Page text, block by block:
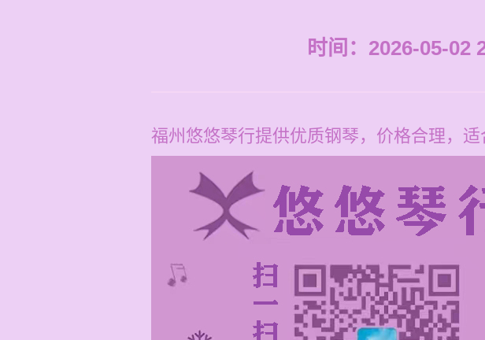
时间：2026-05-02
福州悠悠琴行提供优质钢琴，价格合理，